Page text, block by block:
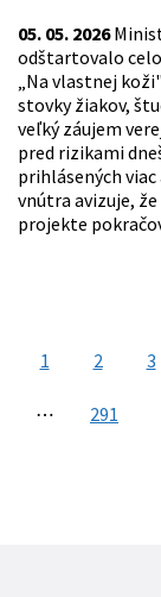
05. 05. 2026
odštartovalo
„Na vlastnej
stovky žiakov,
veľký záujem
pred rizikami
prihlásených
vnútra avizuje,
projekte
1 2 3
⋯ 291